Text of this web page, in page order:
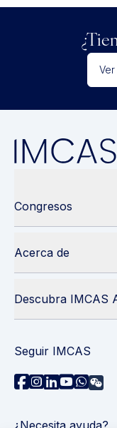
Congresos
Acerca de
Descubra IMCAS
Seguir IMCAS